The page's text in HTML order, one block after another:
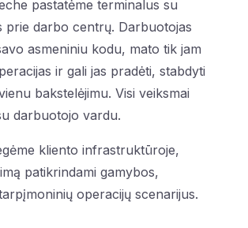
pastatėme terminalus su
prie darbo centrų. Darbuotojas
asmeniniu kodu, mato tik jam
ir gali jas pradėti, stabdyti
bakstelėjimu. Visi veiksmai
darbuotojo vardu.
kliento infrastruktūroje,
patikrindami gamybos,
operacijų scenarijus.